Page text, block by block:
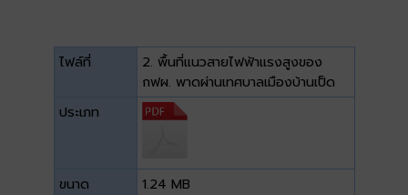
ไฟล์ที่
2. พื้นที่แนวสายไฟฟ้าแรงสูงของ
กฟผ. พาดผ่านเทศบาลเมืองบ้านเป็ด
ประเภท
ขนาด
1.24 MB